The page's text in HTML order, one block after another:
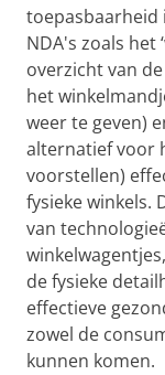
toepasbaarheid
NDA's zoals het
overzicht van
het
weer te geven)
alternatief voor
voorstellen)
fysieke winkels.
van
de fysieke
effectieve
zowel de
kunnen komen.